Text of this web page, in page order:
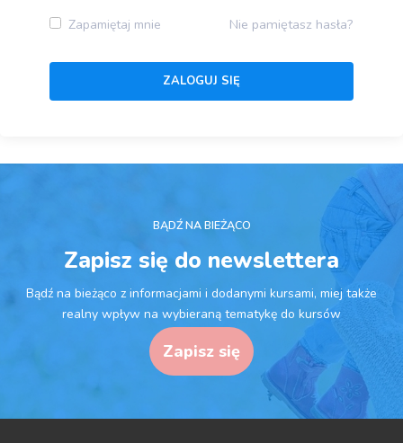
Zapamiętaj mnie Nie pamiętasz hasła?
BĄDŹ NA BIEŻĄCO
Zapisz się do newslettera
Bądź na bieżąco z informacjami i dodanymi kursami, miej także
realny wpływ na wybieraną tematykę do kursów
Zapisz się